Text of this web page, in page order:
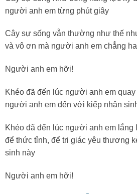
người anh em từng phút giây
Cây sự sống vẫn thường như thế
và vô ơn mà người anh em chẳng
Người anh em hỡi!
Khéo đã đến lúc người anh em
người anh em đến với kiếp nhân
Khéo đã đến lúc người anh em lắng
để thức tỉnh, để tri giác yêu thương
sinh này
Người anh em hỡi!